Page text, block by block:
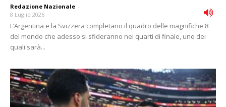
Redazione Nazionale -
8 Luglio 2026
L’Argentina e la Svizzera completano il quadro delle magnifiche 8
del mondo che adesso si sfideranno nei quarti di finale, uno dei
quali sarà...